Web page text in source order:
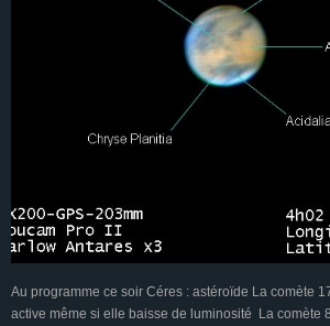
Au programme ce soir Céres : astéroïde La comète
active même si elle baisse de luminosité La comète